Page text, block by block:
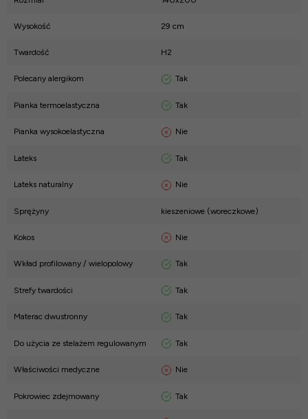
Wysokość 29 cm
Twardość H2
Polecany alergikom Tak
Pianka termoelastyczna Tak
Pianka wysokoelastyczna Nie
Lateks Tak
Lateks naturalny Nie
Sprężyny kieszeniowe (woreczkowe)
Kokos Nie
Wkład profilowany / wielopolowy Tak
Strefy twardości Tak
Materac dwustronny Tak
Do użycia ze stelażem regulowanym Tak
Właściwości medyczne Nie
Pokrowiec zdejmowany Tak